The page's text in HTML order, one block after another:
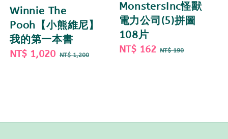
Winnie The
Pooh【小熊維尼】
我的第一本書
Sale
NT$ 1,020 Regular
NT$ 1,200
MonstersInc怪獸
電力公司(5)拼圖
108片
Sale
NT$ 162 Regular
NT$ 190